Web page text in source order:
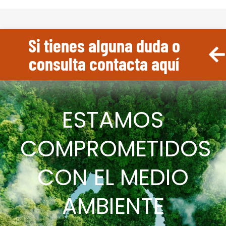
Si tienes alguna duda o
consulta contacta aquí
ESTAMOS
COMPROMETIDOS
CON EL MEDIO
AMBIENTE